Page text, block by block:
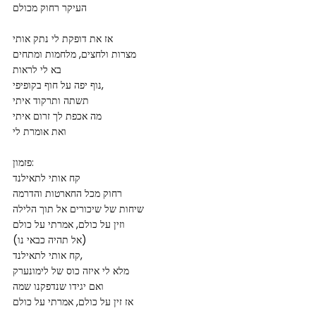
העיקר רחוק מכולם
אז את דופקת לי נתק אותי
מצרות ולחצים, מלחמות ומתחים
בא לי לראות
נוף יפה על חוף בקופיפי,
תשתה ותרקוד איתי
מה אכפת לך זרום איתי
ואת אומרת לי
פזמון:
קח אותי לתאילנד
רחוק מכל החארטות והדרמה
שיחות של שיכורים אל תוך הלילה
וזין על כולם, אמרתי על כולם
(אל תהיה כבאי נו)
קח אותי לתאילנד,
מלא לי איזה כוס של לימונערק
ואם יגידו שנדפקנו שמה
אז זין על כולם, אמרתי על כולם